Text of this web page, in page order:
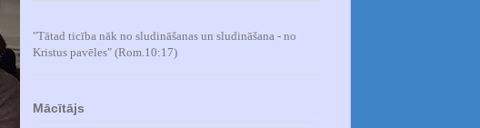
"Tātad ticība nāk no sludināšanas un sludināšana - no
Kristus pavēles" (Rom.10:17)
Mācītājs